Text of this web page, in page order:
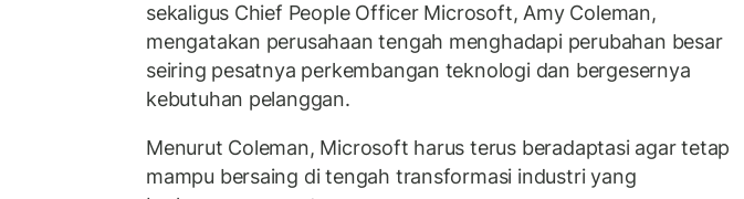
sekaligus Chief People Officer Microsoft, Amy Coleman,
mengatakan perusahaan tengah menghadapi perubahan besar
seiring pesatnya perkembangan teknologi dan bergesernya
kebutuhan pelanggan.
Menurut Coleman, Microsoft harus terus beradaptasi agar tetap
mampu bersaing di tengah transformasi industri yang